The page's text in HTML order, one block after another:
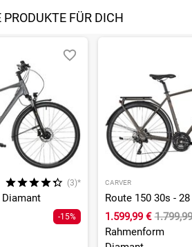
PRODUKTE FÜR DICH
(3)*
Diamant
-15%
CARVER
Route 150 30s -
1.599,99 €
Rahmenform